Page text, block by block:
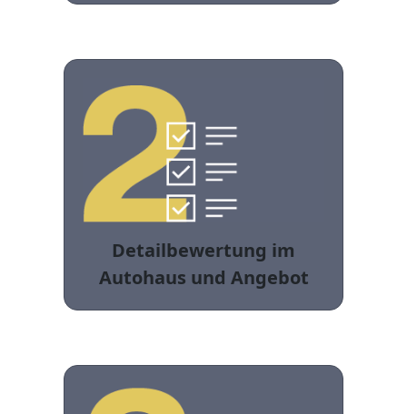
Detailbewertung im
Autohaus und Angebot